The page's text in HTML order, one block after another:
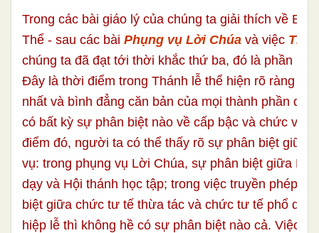
Trong các bài giáo lý của chúng ta giải thích về Bí
Thể - sau các bài Phụng vụ Lời Chúa và việc
chúng ta đã đạt tới thời khắc thứ ba, đó là phần
Đây là thời điểm trong Thánh lễ thể hiện rõ ràng
nhất và bình đẳng căn bản của mọi thành phần dân
có bất kỳ sự phân biệt nào về cấp bậc và chức vụ.
điểm đó, người ta có thể thấy rõ sự phân biệt giữa
vụ: trong phụng vụ Lời Chúa, sự phân biệt giữa Hội
dạy và Hội thánh học tập; trong việc truyền phép,
biệt giữa chức tư tế thừa tác và chức tư tế phổ
hiệp lễ thì không hề có sự phân biệt nào cả. Việc